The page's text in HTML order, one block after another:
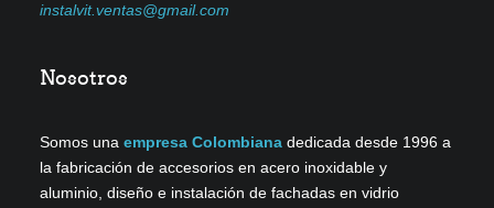
instalvit.ventas@gmail.com
Nosotros
Somos unaempresa Colombiana dedicada desde 1996 a
la fabricación de accesorios en acero inoxidable y
aluminio, diseño e instalación de fachadas en vidrio